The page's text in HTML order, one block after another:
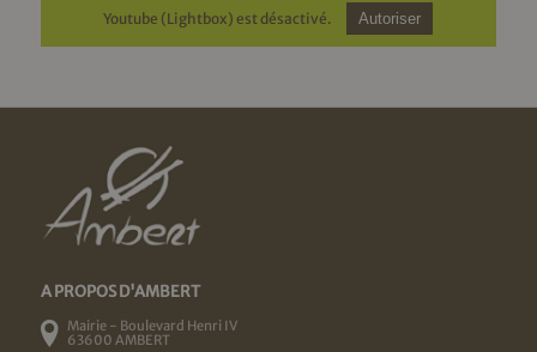
Youtube (Lightbox) est désactivé. Autoriser
A PROPOS D'AMBERT
Mairie - Boulevard Henri IV
63600 AMBERT